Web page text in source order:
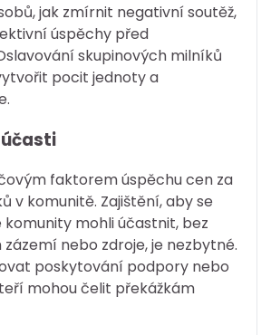
jak zmírnit negativní soutěž,
úspěchy před
skupinových milníků
pocit jednoty a
faktorem úspěchu cen za
v komunitě. Zajištění, aby se
komunity mohli účastnit, bez
zázemí nebo zdroje, je nezbytné.
poskytování podpory nebo
mohou čelit překážkám